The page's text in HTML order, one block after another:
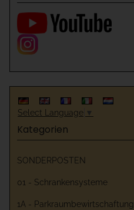
Select Language ▼
Kategorien
SONDERPOSTEN
01 - Schrankensysteme
1A - Parkraumbewirtschaftung